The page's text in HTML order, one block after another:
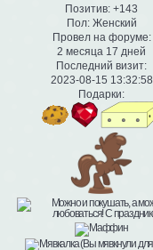
Позитив: +143
Пол:Женский
Провел на форуме:
2 месяца 17 дней
Последний визит:
2023-08-15 13:32:58
Подарки: